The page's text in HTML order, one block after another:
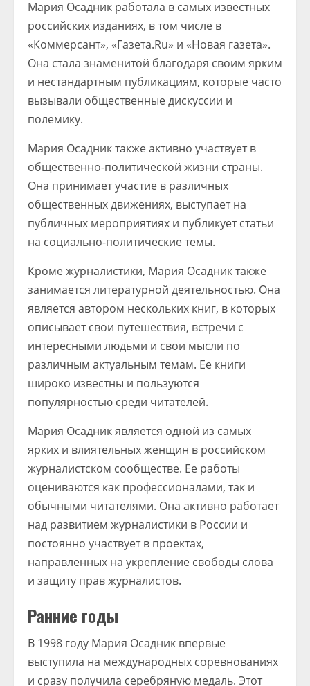
Мария Осадник работала в самых известных
российских изданиях, в том числе в
«Коммерсант», «Газета.Ru» и «Новая газета».
Она стала знаменитой благодаря своим ярким
и нестандартным публикациям, которые часто
вызывали общественные дискуссии и
полемику.
Мария Осадник также активно участвует в
общественно-политической жизни страны.
Она принимает участие в различных
общественных движениях, выступает на
публичных мероприятиях и публикует статьи
на социально-политические темы.
Кроме журналистики, Мария Осадник также
занимается литературной деятельностью. Она
является автором нескольких книг, в которых
описывает свои путешествия, встречи с
интересными людьми и свои мысли по
различным актуальным темам. Ее книги
широко известны и пользуются
популярностью среди читателей.
Мария Осадник является одной из самых
ярких и влиятельных женщин в российском
журналистском сообществе. Ее работы
оцениваются как профессионалами, так и
обычными читателями. Она активно работает
над развитием журналистики в России и
постоянно участвует в проектах,
направленных на укрепление свободы слова
и защиту прав журналистов.
Ранние годы
В 1998 году Мария Осадник впервые
выступила на международных соревнованиях
и сразу получила серебряную медаль. Этот